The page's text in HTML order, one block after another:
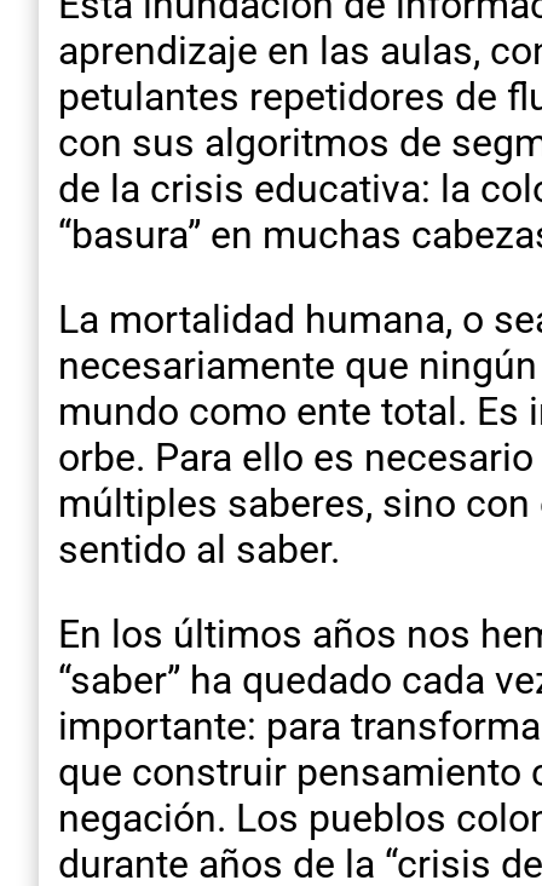
aprendizaje en las aulas,
petulantes repetidores de
con sus algoritmos de
de la crisis educativa: la
“basura” en muchas
La mortalidad humana, o
necesariamente que
mundo como ente total. Es
orbe. Para ello es
múltiples saberes, sino
sentido al saber.
En los últimos años nos
“saber” ha quedado cada
importante: para
que construir pensamiento
negación. Los pueblos
durante años de la “crisis